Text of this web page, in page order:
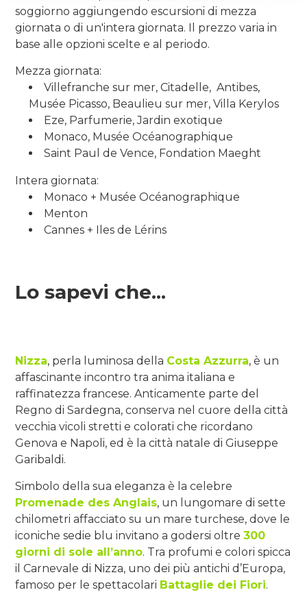
soggiorno aggiungendo escursioni di mezza
giornata o di un'intera giornata. Il prezzo varia in
base alle opzioni scelte e al periodo.
Mezza giornata:
Villefranche sur mer, Citadelle, Antibes,
Musée Picasso, Beaulieu sur mer, Villa Kerylos
Eze, Parfumerie, Jardin exotique
Monaco, Musée Océanographique
Saint Paul de Vence, Fondation Maeght
Intera giornata:
Monaco + Musée Océanographique
Menton
Cannes + Iles de Lérins
Lo sapevi che...
Nizza, perla luminosa della Costa Azzurra, è un
affascinante incontro tra anima italiana e
raffinatezza francese. Anticamente parte del
Regno di Sardegna, conserva nel cuore della città
vecchia vicoli stretti e colorati che ricordano
Genova e Napoli, ed è la città natale di Giuseppe
Garibaldi.
Simbolo della sua eleganza è la celebre
Promenade des Anglais, un lungomare di sette
chilometri affacciato su un mare turchese, dove le
iconiche sedie blu invitano a godersi oltre 300
giorni di sole all’anno. Tra profumi e colori spicca
il Carnevale di Nizza, uno dei più antichi d’Europa,
famoso per le spettacolari Battaglie dei Fiori.